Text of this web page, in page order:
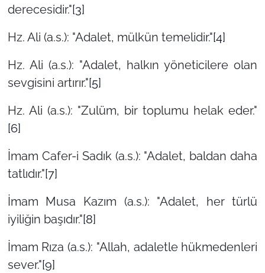
derecesidir."[3]
Hz. Ali (a.s.): "Adalet, mülkün temelidir."[4]
Hz. Ali (a.s.): "Adalet, halkın yöneticilere olan
sevgisini artırır."[5]
Hz. Ali (a.s.): "Zulüm, bir toplumu helak eder."
[6]
İmam Cafer-i Sadık (a.s.): "Adalet, baldan daha
tatlıdır."[7]
İmam Musa Kazım (a.s.): "Adalet, her türlü
iyiliğin başıdır."[8]
İmam Rıza (a.s.): "Allah, adaletle hükmedenleri
sever."[9]